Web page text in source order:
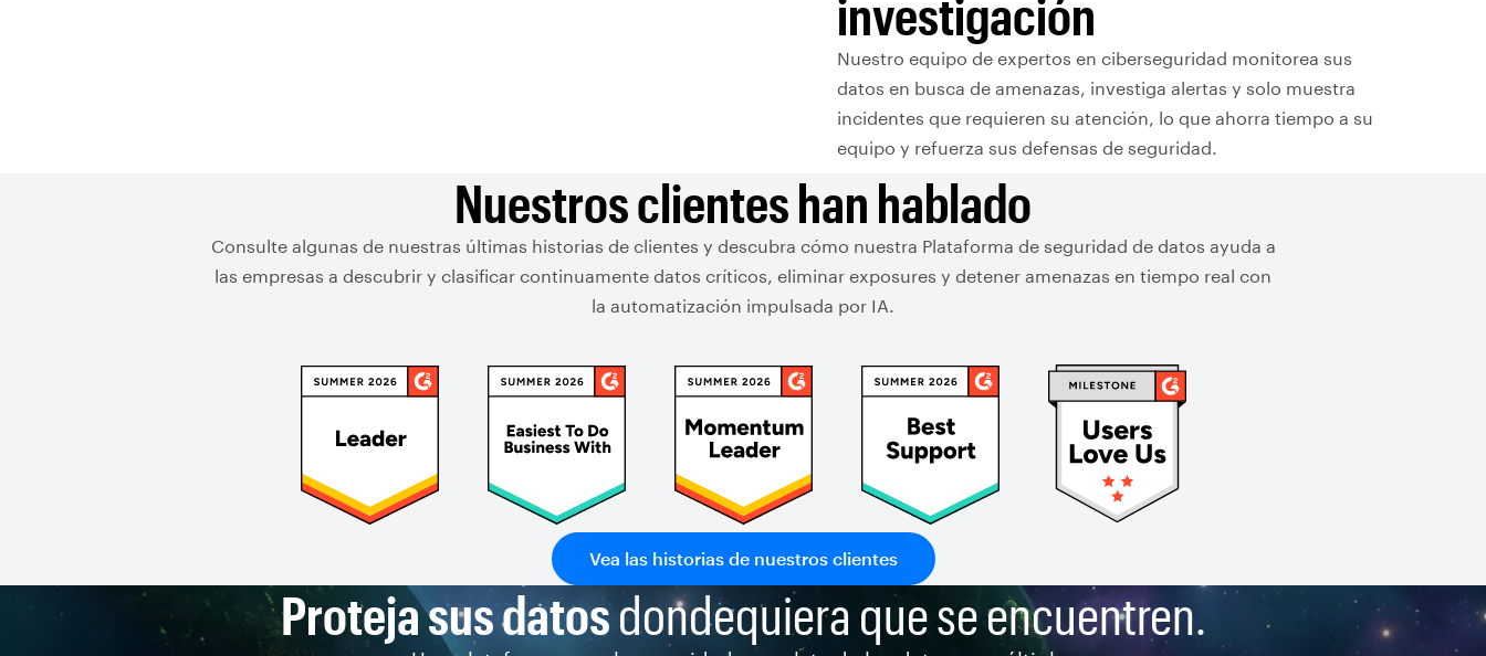
investigación
Nuestro equipo de expertos en ciberseguridad monitorea sus
datos en busca de amenazas, investiga alertas y solo muestra
incidentes que requieren su atención, lo que ahorra tiempo a su
equipo y refuerza sus defensas de seguridad.
Nuestros clientes han hablado
Consulte algunas de nuestras últimas historias de clientes y descubra cómo nuestra Plataforma de seguridad de datos ayuda a
las empresas a descubrir y clasificar continuamente datos críticos, eliminar exposures y detener amenazas en tiempo real con
la automatización impulsada por IA.
Vea las historias de nuestros clientes
Proteja sus datosdondequiera que se encuentren.